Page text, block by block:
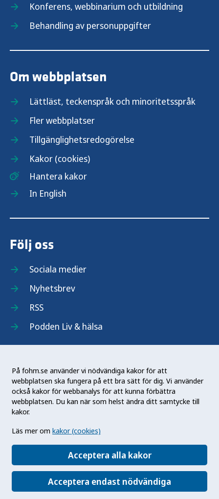
På fohm.se använder vi nödvändiga kakor för att
webbplatsen ska fungera på ett bra sätt för dig. Vi använder
också kakor för webbanalys för att kunna förbättra
webbplatsen. Du kan när som helst ändra ditt samtycke till
kakor.
Läs mer om kakor (cookies)
Acceptera alla kakor
Acceptera endast nödvändiga
Konferens, webbinarium och utbildning
Behandling av personuppgifter
Om webbplatsen
Lättläst, teckenspråk och minoritetsspråk
Fler webbplatser
Tillgänglighetsredogörelse
Kakor (cookies)
Hantera kakor
In English
Följ oss
Sociala medier
Nyhetsbrev
RSS
Podden Liv & hälsa
Folkhälsomyndigheten (Fohm) är en nationell
kunskapsmyndighet som arbetar för en bättre
folkhälsa. Det gör myndigheten genom att
främja hälsa, förebygga ohälsa och skydda mot
hälsohot. Vår vision är en folkhälsa som stärker
samhällets utveckling.